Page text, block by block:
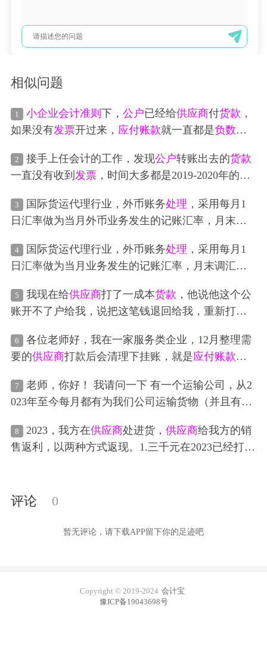
相似问题
1 小企业会计准则 下， 公户已经给供应商付货款 ，
如果没有发票开过来， 应付账款就一直都是负数，
2 接手上任会计的工作，发现公户转账出去的货款
一直没有收到 发票，时间大多都是2019-2020年的，
联系到供应商 的没法补发票的这个情况如何处理
呢？
3 国际货运代理行业，外币账务处理 ，采用每月1
日汇率做为当月外币业务发生的记账汇率，月末调
很多供应商开具的美元发票和我司记账汇率不一
致，比如，一张usd100发票，汇率7.05，发票票面金
额705，入账确认成本，借：主营业务成本705，
贷：应付账款 100✖️7，财务费用-汇兑损益5，在入账
时就把票面汇率和记账汇率的汇率差确认了，这种
方式可行吗
4 国际货运代理行业，外币账务处理 ，采用每月1
日汇率做为当月业务发生的记账汇率，月末调汇，
的美元发票和我司记账汇率不一致，比如，一张usd1
00发票 ，汇率7.1，发票票面金额710，而当月记账固
定汇率7，那么确认收入是按原币✖️记账汇率，借：
主营业务成本700，贷：应付账款 100✖️7入帐吗？
发
票
的票面金额710与做账无关
5 我现在给供应商打了一成本货款 ，他说他这个公
账开不了户给我，说把这笔钱退回给我，重新打另
6
各位老师好，我在一家服务类企业，12月整理需
要的供应商打款后会清理下挂账，就是应付账款，
去年就是直接冲销，摘要冲销 应付账款，无需付
款，没有附件，用营业外收入，或者主营业务成本
冲。他这种余额都是很久之前的，我目前有两个 供
应商 就是一个是21年8月货款之前的会计不知道为什
么少打了43.5，一个是更换财务软件了目前的财务软
7
老师，你好！ 我请问一下 有一个运输公司，从2
023年至今每月都有为我们公司运输货物（并且有合
运费金额）。但是因为一些原因，运费一直没有付
给运输公司，运输公司也就不开 发票过来。 这种情
？ 如果计入实际发生所属期的话。 1.我是正常做会
并且付款 借:进项税 贷:应付账款一供应商
8 2023，我方在供应商处进货， 供应商给我方的销
售返利，以两种方式返现。1.三千元在2023已经打入
怎么做账，分录怎么写？急！就差这笔分录就能结
评论 0
暂无评论，请下载APP留下你的足迹吧
Copyright © 2019-2024 会计宝
豫ICP备19043698号